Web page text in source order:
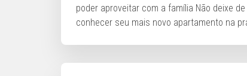
poder aproveitar com a família Não deixe
conhecer seu mais novo apartamento na